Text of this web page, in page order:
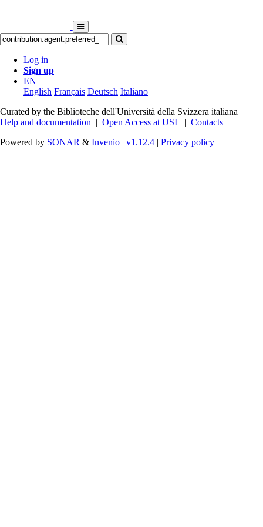
Log in
Sign up
EN
English Français Deutsch Italiano
Curated by the Biblioteche dell'Università della Svizzera italiana
Help and documentation | Open Access at USI | Contacts
Powered by SONAR & Invenio | v1.12.4 | Privacy policy